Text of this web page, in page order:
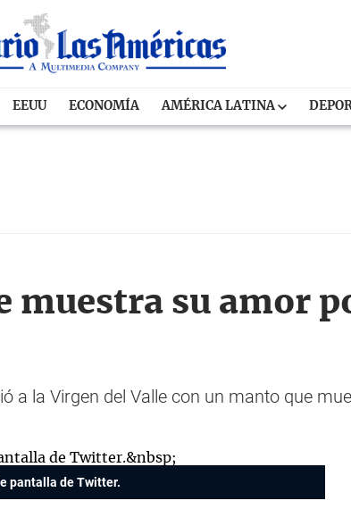
EEUU ECONOMÍA AMÉRICA LATINA
muestra su amor
a la Virgen del Valle con un manto que
pantalla de Twitter.